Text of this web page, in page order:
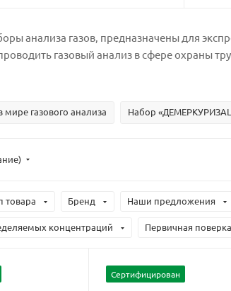
анализа газов, предназначены для
газовый анализ в сфере охраны
газового анализа Набор
товара Бренд Наши предложения
концентраций Первичная поверка
Сертифицирован